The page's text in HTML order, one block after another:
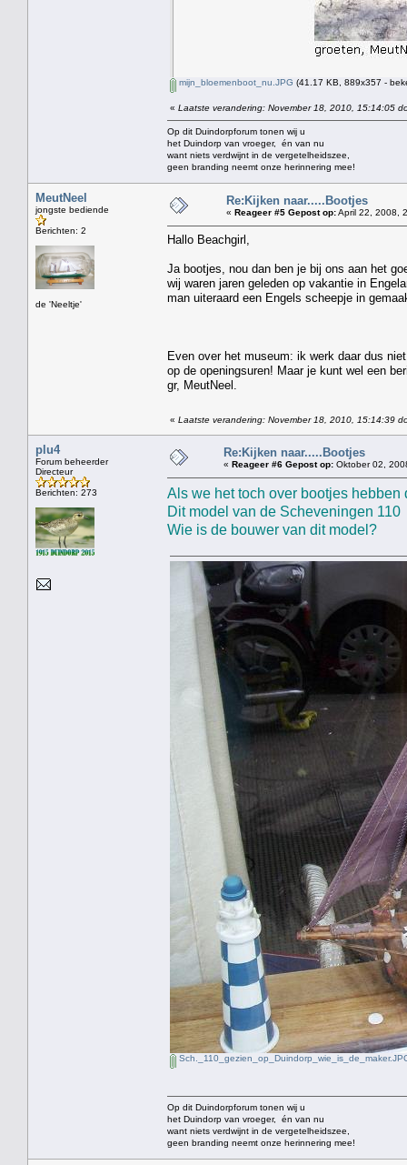
mijn_bloemenboot_nu.JPG (41.17 KB, 889x357 -
« Laatste verandering: November 18, 2010, 15:14:05
Op dit Duindorpforum tonen wij u
het Duindorp van vroeger, én van nu
want niets verdwijnt in de vergetelheidszee,
geen branding neemt onze herinnering mee!
MeutNeel
jongste bediende
Berichten: 2
de 'Neeltje'
Re:Kijken naar.....Bootjes
« Reageer #5 Gepost op:April 22, 2008,
Hallo Beachgirl,
Ja bootjes, nou dan ben je bij ons aan het
wij waren jaren geleden op vakantie in
man uiteraard een Engels scheepje in
Even over het museum: ik werk daar dus
op de openingsuren! Maar je kunt wel een
gr, MeutNeel.
« Laatste verandering: November 18, 2010, 15:14:39
plu4
Forum beheerder
Directeur
Berichten: 273
Re:Kijken naar.....Bootjes
« Reageer #6 Gepost op: Oktober 02,
Als we het toch over bootjes
Dit model van de Scheveningen
Wie is de bouwer van dit model?
Op dit Duindorpforum tonen wij u
het Duindorp van vroeger, én van nu
want niets verdwijnt in de vergetelheidszee,
geen branding neemt onze herinnering mee!